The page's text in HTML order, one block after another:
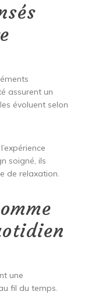
assurent un
évoluent selon
soigné, ils
de relaxation.
une
fil du temps.